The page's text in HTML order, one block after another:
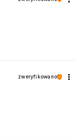
zweryfikowano